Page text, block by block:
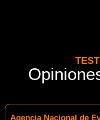
Agencia Nacional de